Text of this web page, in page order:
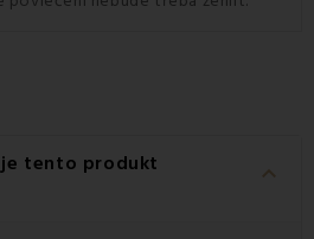
tento produkt keyboard_arrow_down